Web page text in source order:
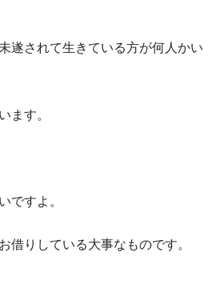
遂されて生きている方が何人かい
ます。
ですよ。
借りしている大事なものです。